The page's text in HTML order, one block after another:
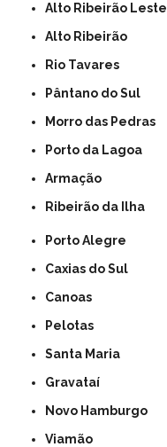
Alto Ribeirão Leste
Alto Ribeirão
Rio Tavares
Pântano do Sul
Morro das Pedras
Porto da Lagoa
Armação
Ribeirão da Ilha
Porto Alegre
Caxias do Sul
Canoas
Pelotas
Santa Maria
Gravataí
Novo Hamburgo
Viamão